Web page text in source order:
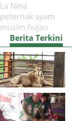
La Nina
peternak ayam
musim hujan
Berita Terkini